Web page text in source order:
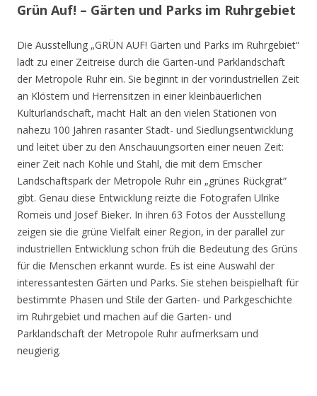
Grün Auf! – Gärten und Parks im Ruhrgebiet
Die Ausstellung „GRÜN AUF! Gärten und Parks im Ruhrgebiet“
lädt zu einer Zeitreise durch die Garten-und Parklandschaft
der Metropole Ruhr ein. Sie beginnt in der vorindustriellen Zeit
an Klöstern und Herrensitzen in einer kleinbäuerlichen
Kulturlandschaft, macht Halt an den vielen Stationen von
nahezu 100 Jahren rasanter Stadt- und Siedlungsentwicklung
und leitet über zu den Anschauungsorten einer neuen Zeit:
einer Zeit nach Kohle und Stahl, die mit dem Emscher
Landschaftspark der Metropole Ruhr ein „grünes Rückgrat“
gibt. Genau diese Entwicklung reizte die Fotografen Ulrike
Romeis und Josef Bieker. In ihren 63 Fotos der Ausstellung
zeigen sie die grüne Vielfalt einer Region, in der parallel zur
industriellen Entwicklung schon früh die Bedeutung des Grüns
für die Menschen erkannt wurde. Es ist eine Auswahl der
interessantesten Gärten und Parks. Sie stehen beispielhaft für
bestimmte Phasen und Stile der Garten- und Parkgeschichte
im Ruhrgebiet und machen auf die Garten- und
Parklandschaft der Metropole Ruhr aufmerksam und
neugierig.